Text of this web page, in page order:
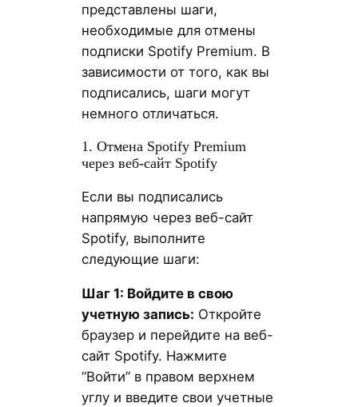
представлены шаги,
необходимые для отмены
подписки Spotify Premium. В
зависимости от того, как вы
подписались, шаги могут
немного отличаться.
1. Отмена Spotify Premium
через веб-сайт Spotify
Если вы подписались
напрямую через веб-сайт
Spotify, выполните
следующие шаги:
Шаг 1: Войдите в свою
учетную запись: Откройте
браузер и перейдите на веб-
сайт Spotify. Нажмите
“Войти” в правом верхнем
углу и введите свои учетные